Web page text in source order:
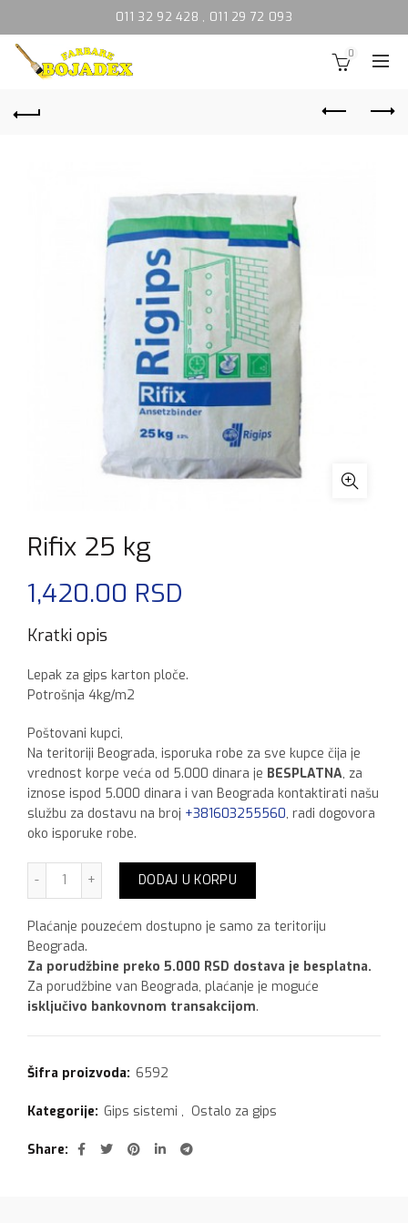
011 32 92 428 , 011 29 72 093
0
Rifix 25 kg
1,420.00 RSD
Kratki opis
Lepak za gips karton ploče.
Potrošnja 4kg/m2
Poštovani kupci,
Na teritoriji Beograda, isporuka robe za sve kupce čija je
vrednost korpe veća od 5.000 dinara je BESPLATNA, za
iznose ispod 5.000 dinara i van Beograda kontaktirati našu
službu za dostavu na broj +381603255560, radi dogovora
oko isporuke robe.
Rifix 25 kg količina
DODAJ U KORPU
Plaćanje pouzećem dostupno je samo za teritoriju
Beograda.
Za porudžbine preko 5.000 RSD dostava je besplatna.
Za porudžbine van Beograda, plaćanje je moguće
isključivo bankovnom transakcijom.
Šifra proizvoda: 6592
Kategorije: Gips sistemi , Ostalo za gips
Share